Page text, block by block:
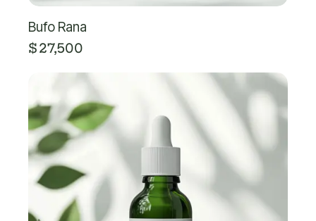
Bufo Rana
$27,500